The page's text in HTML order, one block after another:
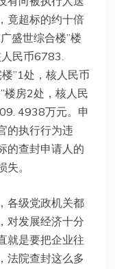
竟超标的约十倍
盛世综合楼”楼
民币6783.
”1处，核人民币
楼房2处，核人民
4938万元。申
的执行行为违
的查封申请人的
。
各级党政机关都
对发展经济十分
就是要把企业往
法院查封这么多